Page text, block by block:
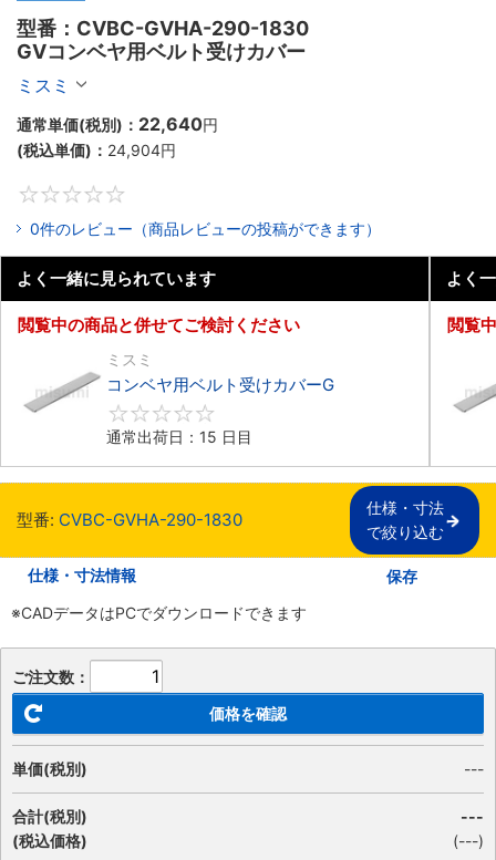
型番：CVBC-GVHA-290-1830
GVコンベヤ用ベルト受けカバー
ミスミ
通常単価(税別)： 22,640円
(税込単価)： 24,904円
0件のレビュー（商品レビューの投稿ができます）
よく一緒に見られています
閲覧中の商品と併せてご検討ください
ミスミ
コンベヤ用ベルト受けカバーG
通常出荷日：15 日目
よく
閲覧
型番: CVBC-GVHA-290-1830
仕様・寸法
で絞り込む
仕様・寸法情報
保存
※CADデータはPCでダウンロードできます
ご注文数：
価格を確認
単価(税別) ---
合計(税別)
(税込価格)
---
(---)